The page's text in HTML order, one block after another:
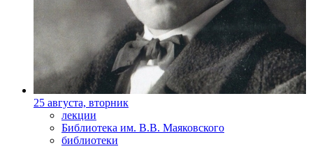
25 августа, вторник
лекции
Библиотека им. В.В. Маяковского
библиотеки